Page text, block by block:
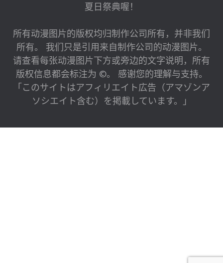
夏日祭典喔！
所有动漫图片的版权均归制作公司所有，并非我们
所有。 我们只是引用来自制作公司的动漫图片。
请查看每张动漫图片下方或旁边的文字说明，所有
版权信息都会标注为 ©。 感谢您的理解与支持。
「このサイトはアフィリエイト広告（アマゾンア
ソシエイト含む）を掲載しています。」